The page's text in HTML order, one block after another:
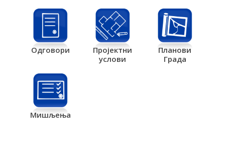
Одговори
Пројектни
услови
Планови
Града
Мишљења